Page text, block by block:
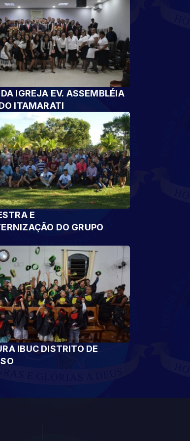
IGREJA EV. ASSEMBLÉIA
ITAMARATI
E
DO GRUPO
IBUC DISTRITO DE